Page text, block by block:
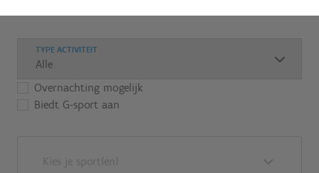
TYPE ACTIVITEIT
Overnachting mogelijk
Biedt G-sport aan
Kies je sport(en)